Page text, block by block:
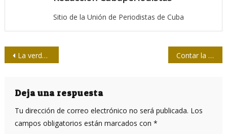
Sitio de la Unión de Periodistas de Cuba
Navegación
entradas
La verdad dispersa frente a la mentira organizada en la era de Internet Contar la historia o acariciar el tesoro familiar
Deja una respuesta
Tu dirección de correo electrónico no será publicada. Los
campos obligatorios están marcados con *